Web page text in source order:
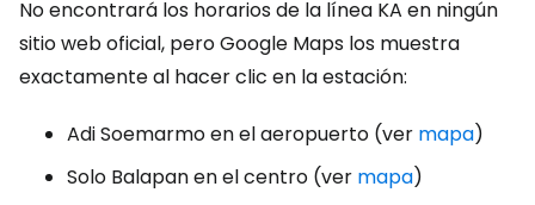
No encontrará los horarios de la línea KA en ningún
sitio web oficial, pero Google Maps los muestra
exactamente al hacer clic en la estación:
Adi Soemarmo en el aeropuerto (ver mapa)
Solo Balapan en el centro (ver mapa)